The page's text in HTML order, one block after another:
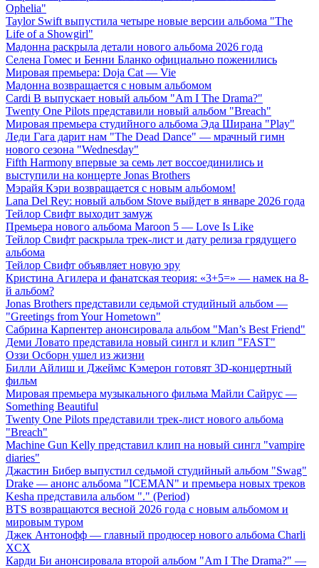
Ophelia"
Taylor Swift выпустила четыре новые версии альбома "The
Life of a Showgirl"
Мадонна раскрыла детали нового альбома 2026 года
Селена Гомес и Бенни Бланко официально поженились
Мировая премьера: Doja Cat — Vie
Мадонна возвращается с новым альбомом
Cardi B выпускает новый альбом "Am I The Drama?"
Twenty One Pilots представили новый альбом "Breach"
Мировая премьера студийного альбома Эда Ширана "Play"
Леди Гага дарит нам "The Dead Dance" — мрачный гимн
нового сезона "Wednesday"
Fifth Harmony впервые за семь лет воссоединились и
выступили на концерте Jonas Brothers
Мэрайя Кэри возвращается с новым альбомом!
Lana Del Rey: новый альбом Stove выйдет в январе 2026 года
Тейлор Свифт выходит замуж
Премьера нового альбома Maroon 5 — Love Is Like
Тейлор Свифт раскрыла трек-лист и дату релиза грядущего
альбома
Тейлор Свифт объявляет новую эру
Кристина Агилера и фанатская теория: «3+5=» — намек на 8-
й альбом?
Jonas Brothers представили седьмой студийный альбом —
"Greetings from Your Hometown"
Сабрина Карпентер анонсировала альбом "Man’s Best Friend"
Деми Ловато представила новый сингл и клип "FAST"
Оззи Осборн ушел из жизни
Билли Айлиш и Джеймс Кэмерон готовят 3D-концертный
фильм
Мировая премьера музыкального фильма Майли Сайрус —
Something Beautiful
Twenty One Pilots представили трек-лист нового альбома
"Breach"
Machine Gun Kelly представил клип на новый сингл "vampire
diaries"
Джастин Бибер выпустил седьмой студийный альбом "Swag"
Drake — анонс альбома "ICEMAN" и премьера новых треков
Kesha представила альбом "." (Period)
BTS возвращаются весной 2026 года с новым альбомом и
мировым туром
Джек Антонофф — главный продюсер нового альбома Charli
XCX
Карди Би анонсировала второй альбом "Am I The Drama?" —